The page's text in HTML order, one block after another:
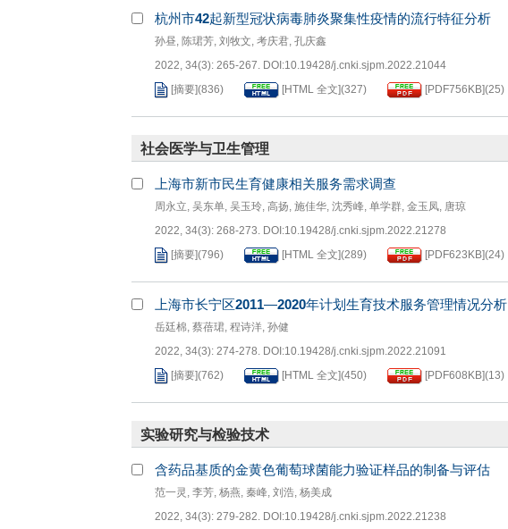
杭州市42起新型冠状病毒肺炎聚集性疫情的流行特征分析
孙昼, 陈珺芳, 刘牧文, 考庆君, 孔庆鑫
2022, 34(3): 265-267. DOI:10.19428/j.cnki.sjpm.2022.21044
[摘要](836) [HTML 全文](327) [PDF756KB](25)
社会医学与卫生管理
上海市新市民生育健康相关服务需求调查
周永立, 吴东单, 吴玉玲, 高扬, 施佳华, 沈秀峰, 单学群, 金玉凤, 唐琼
2022, 34(3): 268-273. DOI:10.19428/j.cnki.sjpm.2022.21278
[摘要](796) [HTML 全文](289) [PDF623KB](24)
上海市长宁区2011—2020年计划生育技术服务管理情况分析
岳廷棉, 蔡蓓珺, 程诗洋, 孙健
2022, 34(3): 274-278. DOI:10.19428/j.cnki.sjpm.2022.21091
[摘要](762) [HTML 全文](450) [PDF608KB](13)
实验研究与检验技术
含药品基质的金黄色葡萄球菌能力验证样品的制备与评估
范一灵 , 李芳, 杨燕, 秦峰, 刘浩, 杨美成
2022, 34(3): 279-282. DOI:10.19428/j.cnki.sjpm.2022.21238